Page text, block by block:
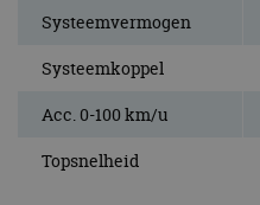
Systeemvermogen
Systeemkoppel
Acc. 0-100 km/u
Topsnelheid